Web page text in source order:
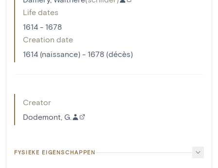
Life dates
1614 - 1678
Creation date
1614 (naissance) - 1678 (décès)
Creator
Dodemont, G.
FYSIEKE EIGENSCHAPPEN